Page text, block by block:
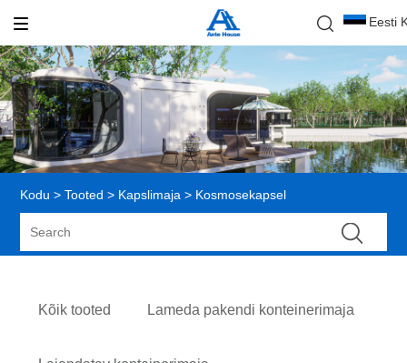
Eesti
Kodu > Tooted > Kapslimaja > Kosmosekapsel
Kõik tooted Lameda pakendi konteinerimaja